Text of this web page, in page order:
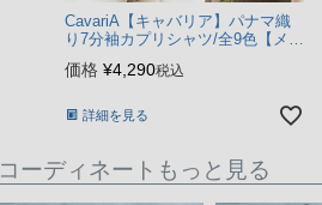
CavariA【キャバリア】パナマ織
り7分袖カプリシャツ/全9色【メー
価格 ¥4,290税込
詳細を見る
コーディネートもっと見る